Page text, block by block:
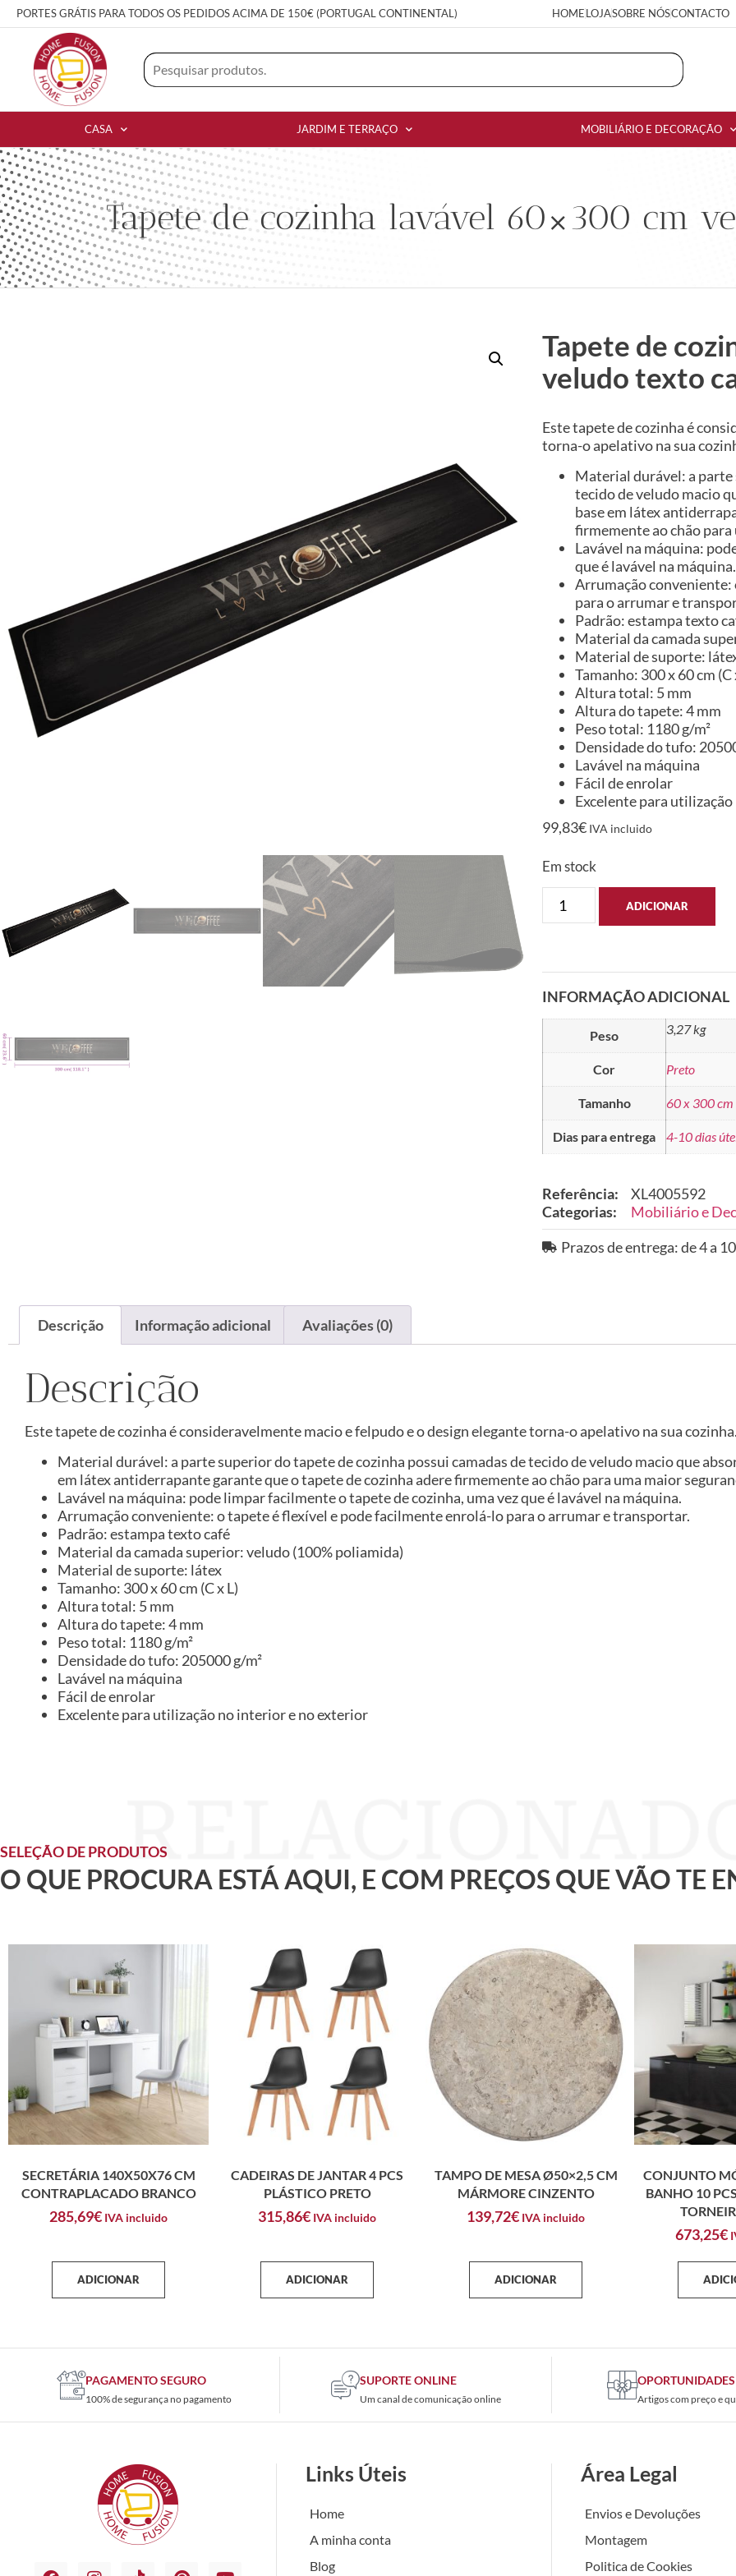
PORTES GRÁTIS PARA TODOS OS PEDIDOS ACIMA DE 150€ (PORTUGAL CONTINENTAL) HOMELOJASOBRE NÓSCONTACTO
CASA JARDIM E TERRAÇO MOBILIÁRIO E DECORAÇÃO
Tapete de cozinha lavável 60×300 cm
Tapete de
veludo texto
Este tapete de cozinha é
torna-o apelativo na sua
Material durável: a parte
tecido de veludo macio
base em látex
firmemente ao chão
Lavável na máquina:
que é lavável na máquina.
Arrumação
para o arrumar e
Padrão: estampa texto
Material da camada
Material de suporte:
Tamanho: 300 x 60 cm (C
Altura total: 5 mm
Altura do tapete: 4 mm
Peso total: 1180 g/m²
Densidade do tufo:
Lavável na máquina
Fácil de enrolar
Excelente para
99,83€ IVA incluido
Em stock
ADICIONAR
INFORMAÇÃO ADICIONAL
Peso 3,27 kg
Cor Preto
Tamanho 60 x 300 cm
Dias para entrega 4-10 dias
Referência:
XL4005592
Categorias:
Mobiliário e
Prazos de entrega: de 4 a
Descrição Informação adicional Avaliações (0)
Descrição
Este tapete de cozinha é consideravelmente macio e felpudo e o design elegante torna-o apelativo na sua
Material durável: a parte superior do tapete de cozinha possui camadas de tecido de veludo macio que
em látex antiderrapante garante que o tapete de cozinha adere firmemente ao chão para uma maior
Lavável na máquina: pode limpar facilmente o tapete de cozinha, uma vez que é lavável na máquina.
Arrumação conveniente: o tapete é flexível e pode facilmente enrolá-lo para o arrumar e transportar.
Padrão: estampa texto café
Material da camada superior: veludo (100% poliamida)
Material de suporte: látex
Tamanho: 300 x 60 cm (C x L)
Altura total: 5 mm
Altura do tapete: 4 mm
Peso total: 1180 g/m²
Densidade do tufo: 205000 g/m²
Lavável na máquina
Fácil de enrolar
Excelente para utilização no interior e no exterior
SELEÇÃO DE PRODUTOS
O QUE PROCURA ESTÁ AQUI, E COM PREÇOS QUE VÃO TE
SECRETÁRIA 140X50X76 CM
CONTRAPLACADO BRANCO
285,69€ IVA incluido
ADICIONAR
CADEIRAS DE JANTAR 4 PCS
PLÁSTICO PRETO
315,86€ IVA incluido
ADICIONAR
TAMPO DE MESA Ø50×2,5 CM
MÁRMORE CINZENTO
139,72€ IVA incluido
ADICIONAR
CONJUNTO
BANHO 10
673,25€
PAGAMENTO SEGURO
100% de segurança no pagamento
SUPORTE ONLINE
Um canal de comunicação online
OPORTUNIDADES
Artigos com preço e
Links Úteis
Home
A minha conta
Blog
Área Legal
Envios e Devoluções
Montagem
Politica de Cookies